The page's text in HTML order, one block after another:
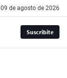
09 de agosto de 2026
Suscribite